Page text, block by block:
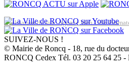
Réalisation du site: Agence Web Lille
SUIVEZ-NOUS !
© Mairie de Roncq - 18, rue du
RONCQ Cedex Tél. 03 20 25 64 25 -